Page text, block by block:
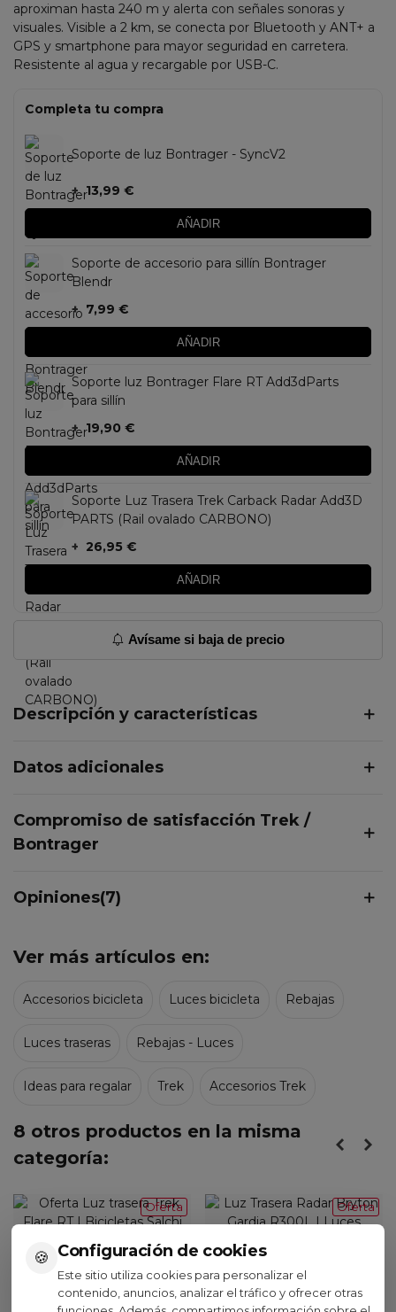
🍪 Configuración de cookies
Este sitio utiliza cookies para personalizar el
contenido, anuncios, analizar el tráfico y ofrecer otras
aproximan hasta 240 m y alerta con señales sonoras y
visuales. Visible a 2 km, se conecta por Bluetooth y ANT+ a
GPS y smartphone para mayor seguridad en carretera.
Resistente al agua y recargable por USB-C.
Completa tu compra
Soporte de luz Bontrager - SyncV2
+ 13,99 €
AÑADIR
Soporte de accesorio para sillín Bontrager
Blendr
+ 7,99 €
AÑADIR
Soporte luz Bontrager Flare RT Add3dParts
para sillín
+ 19,90 €
AÑADIR
Soporte Luz Trasera Trek Carback Radar Add3D
PARTS (Rail ovalado CARBONO)
+ 26,95 €
AÑADIR
Avísame si baja de precio
Descripción y características
Datos adicionales
Compromiso de satisfacción Trek /
Bontrager
Opiniones(7)
Ver más artículos en:
Accesorios bicicleta Luces bicicleta Rebajas
Luces traseras Rebajas - Luces
Ideas para regalar Trek Accesorios Trek
8 otros productos en la misma
categoría:
Oferta
Trek
Luz Trasera Trek Flare RT
32,00 € (IVA inc.)
Oferta
Luz Trasera Radar Bryton